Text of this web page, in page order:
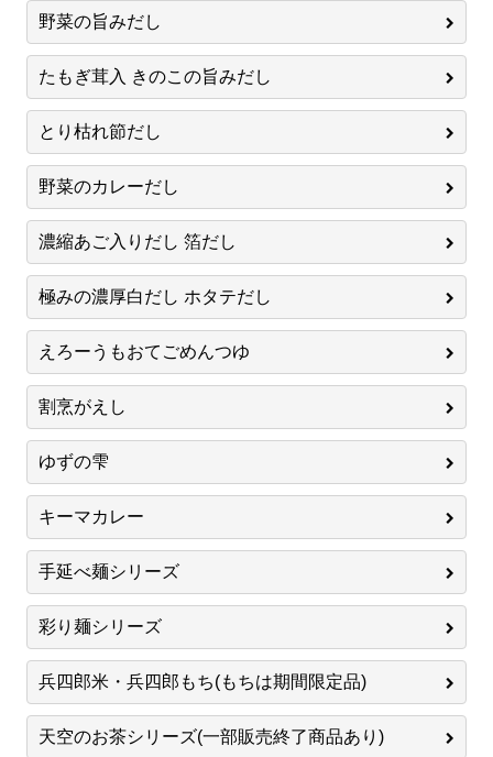
野菜の旨みだし
たもぎ茸入 きのこの旨みだし
とり枯れ節だし
野菜のカレーだし
濃縮あご入りだし 箔だし
極みの濃厚白だし ホタテだし
えろーうもおてごめんつゆ
割烹がえし
ゆずの雫
キーマカレー
手延べ麺シリーズ
彩り麺シリーズ
兵四郎米・兵四郎もち(もちは期間限定品)
天空のお茶シリーズ(一部販売終了商品あり)